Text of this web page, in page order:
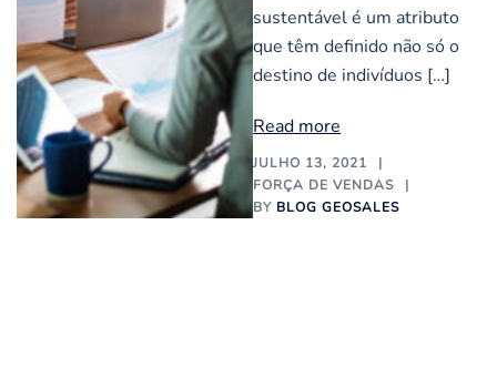
sustentável é um atributo
que têm definido não só o
destino de indivíduos […]
Read more
JULHO 13, 2021
FORÇA DE VENDAS
BY BLOG GEOSALES